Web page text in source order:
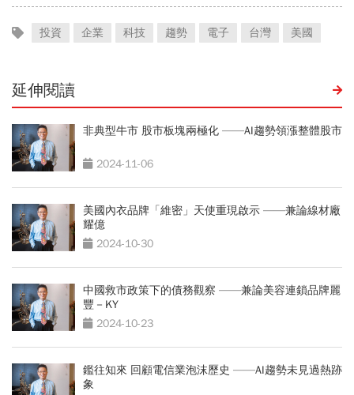
投資 企業 科技 趨勢 電子 台灣 美國
延伸閱讀
非典型牛市 股市板塊兩極化 ——AI趨勢領漲整體股市
2024-11-06
美國內衣品牌「維密」天使重現啟示 ——兼論線材廠
耀億
2024-10-30
中國救市政策下的債務觀察 ——兼論美容連鎖品牌麗
豐－KY
2024-10-23
鑑往知來 回顧電信業泡沫歷史 ——AI趨勢未見過熱跡
象